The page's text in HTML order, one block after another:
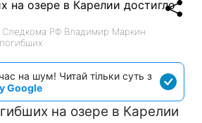
Следкома РФ Владимир Маркин
на шум! Читай тільки суть з
Google
на озере в Карелии